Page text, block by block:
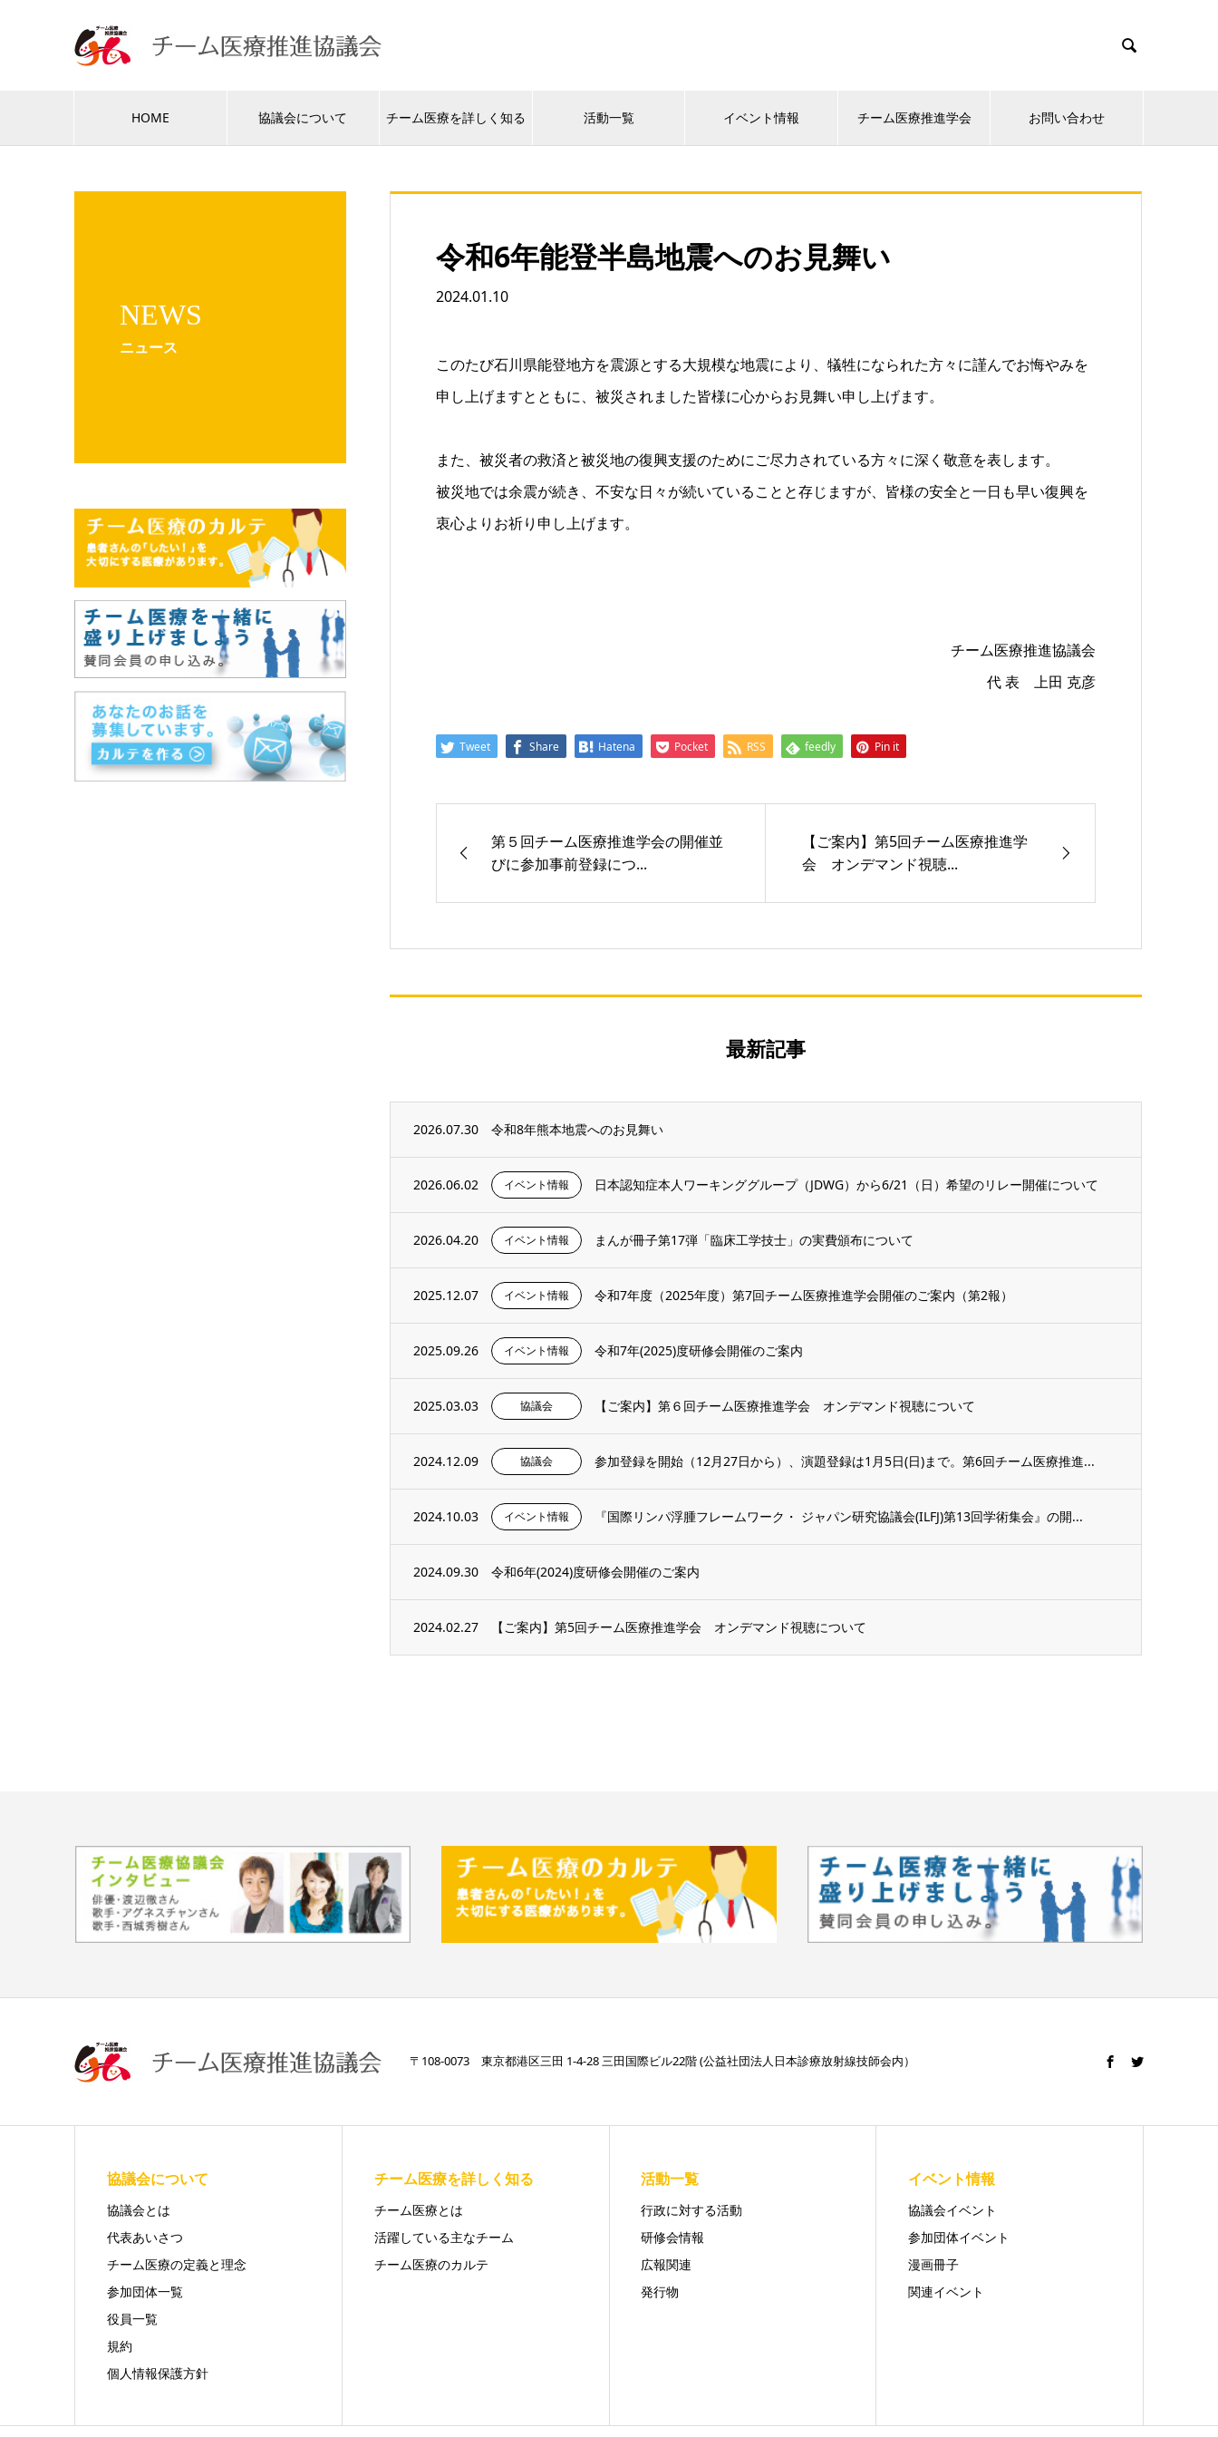

HOME 協議会について チーム医療を詳しく知る 活動一覧 イベント情報 チーム医療推進学会 お問い合わせ
NEWS
ニュース
令和6年能登半島地震へのお見舞い
2024.01.10
このたび石川県能登地方を震源とする大規模な地震により、犠牲になられた方々に謹んでお悔やみを
申し上げますとともに、被災されました皆様に心からお見舞い申し上げます。
また、被災者の救済と被災地の復興支援のためにご尽力されている方々に深く敬意を表します。
被災地では余震が続き、不安な日々が続いていることと存じますが、皆様の安全と一日も早い復興を
衷心よりお祈り申し上げます。
チーム医療推進協議会
代 表 上田 克彦
Tweet Share Hatena Pocket RSS feedly Pin it
第５回チーム医療推進学会の開催並
びに参加事前登録につ...
【ご案内】第5回チーム医療推進学
会 オンデマンド視聴...
最新記事
2026.07.30 令和8年熊本地震へのお見舞い
2026.06.02 イベント情報 日本認知症本人ワーキンググループ（JDWG）から6/21（日）希望のリレー開催について
2026.04.20 イベント情報 まんが冊子第17弾「臨床工学技士」の実費頒布について
2025.12.07 イベント情報 令和7年度（2025年度）第7回チーム医療推進学会開催のご案内（第2報）
2025.09.26 イベント情報 令和7年(2025)度研修会開催のご案内
2025.03.03 協議会 【ご案内】第６回チーム医療推進学会 オンデマンド視聴について
2024.12.09 協議会 参加登録を開始（12月27日から）、演題登録は1月5日(日)まで。第6回チーム医療推進...
2024.10.03 イベント情報 『国際リンパ浮腫フレームワーク・ ジャパン研究協議会(ILFJ)第13回学術集会』の開...
2024.09.30 令和6年(2024)度研修会開催のご案内
2024.02.27 【ご案内】第5回チーム医療推進学会 オンデマンド視聴について
〒108-0073 東京都港区三田 1-4-28 三田国際ビル22階 (公益社団法人日本診療放射線技師会内）
協議会について
協議会とは
代表あいさつ
チーム医療の定義と理念
参加団体一覧
役員一覧
規約
個人情報保護方針
チーム医療を詳しく知る
チーム医療とは
活躍している主なチーム
チーム医療のカルテ
活動一覧
行政に対する活動
研修会情報
広報関連
発行物
イベント情報
協議会イベント
参加団体イベント
漫画冊子
関連イベント